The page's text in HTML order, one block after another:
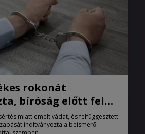
rokonát
bíróság előtt felel
miatt emelt vádat, és felfüggesztett
indítványozta a beismerő